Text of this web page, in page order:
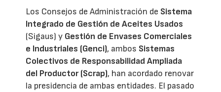
Los Consejos de Administración de Sistema
Integrado de Gestión de Aceites Usados
(Sigaus) y Gestión de Envases Comerciales
e Industriales (Genci), ambos Sistemas
Colectivos de Responsabilidad Ampliada
del Productor (Scrap), han acordado renovar
la presidencia de ambas entidades. El pasado